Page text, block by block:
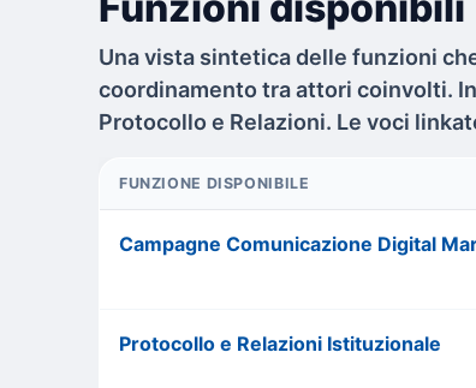
Una vista sintetica delle funzioni
coordinamento tra attori coinvolti.
Protocollo e Relazioni. Le voci
FUNZIONE DISPONIBILE
Campagne Comunicazione Digital
Protocollo e Relazioni Istituzionale